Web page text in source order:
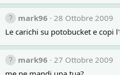
mark96
28 Ottobre 2009
Le carichi su potobucket e copi
mark96
27 Ottobre 2009